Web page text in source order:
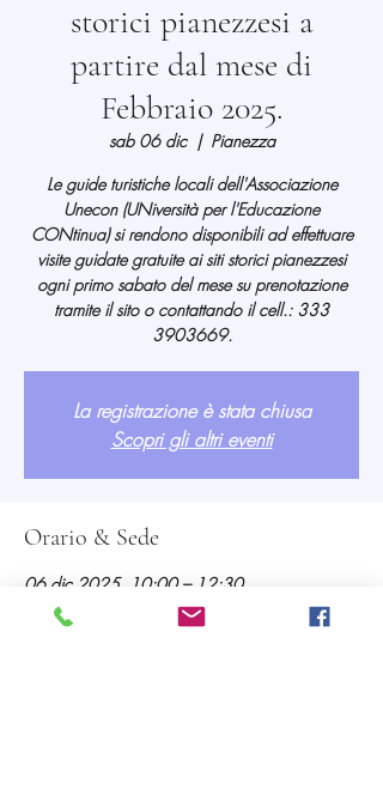
storici pianezzesi a
partire dal mese di
Febbraio 2025.
sab 06 dic
  |
Pianezza
Le guide turistiche locali dell'Associazione
Unecon (UNiversità per l'Educazione
CONtinua) si rendono disponibili ad effettuare
visite guidate gratuite ai siti storici pianezzesi
ogni primo sabato del mese su prenotazione
tramite il sito o contattando il cell.: 333
3903669.
La registrazione è stata chiusa
Scopri gli altri eventi
Orario & Sede
06 dic 2025, 10:00 – 12:30
Pianezza, Piazza Leumann, 1, 10044
Pianezza TO, Italia